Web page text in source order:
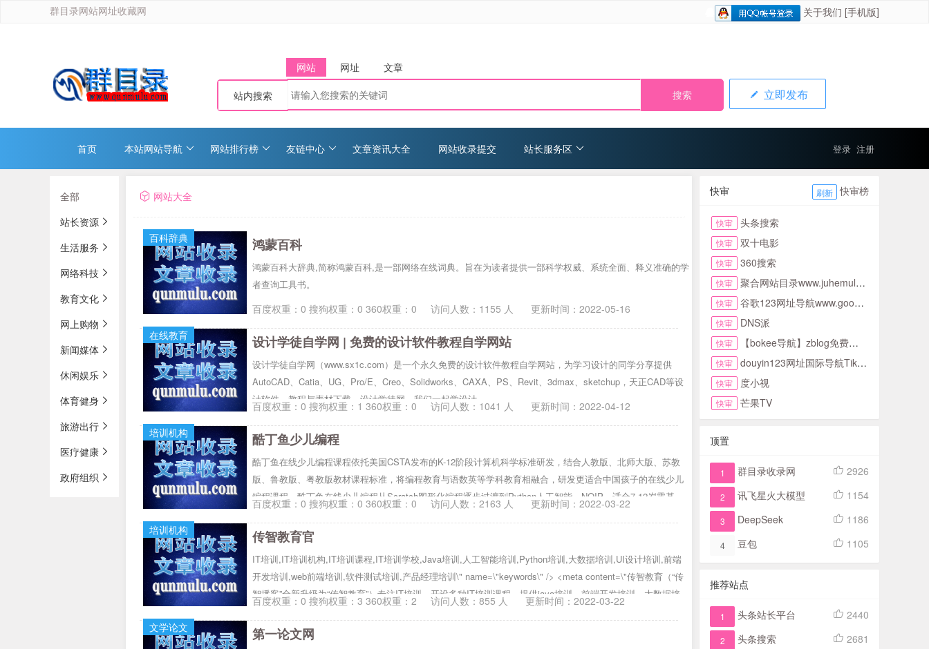
群目录网站网址收藏网 关于我们 [手机版]
网站 网址 文章
站内搜索 立即发布
首页 本站网站导航 网站排行榜 友链中心 文章资讯大全 网站收录提交 站长服务区 登录 注册
全部
站长资源
生活服务
网络科技
教育文化
网上购物
新闻媒体
休闲娱乐
体育健身
旅游出行
医疗健康
政府组织
网站大全
百科辞典 鸿蒙百科
鸿蒙百科大辞典,简称鸿蒙百科,是一部网络在线词典。旨在为读者提供一部科学权威、系统全面、释义准确的学
者查询工具书。
百度权重：0 搜狗权重：0 360权重：0 访问人数： 1155 人 更新时间： 2022-05-16
在线教育
设计学徒自学网 | 免费的设计软件教程自学网站
设计学徒自学网（www.sx1c.com）是一个永久免费的设计软件教程自学网站，为学习设计的同学分享提供
AutoCAD、Catia、UG、Pro/E、Creo、Solidworks、CAXA、PS、Revit、3dmax、sketchup，天正CAD等设
计软件、教程与素材下载，设计学徒网，我们一起学设计。
百度权重：0 搜狗权重：1 360权重：0 访问人数： 1041 人 更新时间： 2022-04-12
培训机构
酷丁鱼少儿编程
酷丁鱼在线少儿编程课程依托美国CSTA发布的K-12阶段计算机科学标准研发，结合人教版、北师大版、苏教
版、鲁教版、粤教版教材课程标准，将编程教育与语数英等学科教育相融合，研发更适合中国孩子的在线少儿
编程课程，酷丁鱼在线少儿编程从Scratch图形化编程逐步过渡到Python人工智能、NOIP，适合7-12岁零基础
在线学习，孩子学编程就来酷丁鱼在线少儿编程（www.kudingyu.com）！
百度权重：0 搜狗权重：0 360权重：0 访问人数： 2163 人 更新时间： 2022-03-22
培训机构
传智教育官
IT培训,IT培训机构,IT培训课程,IT培训学校,Java培训,人工智能培训,Python培训,大数据培训,UI设计培训,前端
开发培训,web前端培训,软件测试培训,产品经理培训\" name=\"keywords\" /> <meta content=\"传智教育（“传
智播客”全新升级为“传智教育”）专注IT培训，开设多种IT培训课程，提供java培训、前端开发培训、大数据培
训、人工智能培训、python培训、web前端培训、软件测试培训、ui设计培训、移动开发培训、新媒体运营培
训、产品经理培训等IT培训服务，是好口碑的IT培训机构。
百度权重：0 搜狗权重：3 360权重：2 访问人数： 855 人 更新时间： 2022-03-22
文学论文
第一论文网
快审 刷新 快审榜
快审 头条搜索
快审 双十电影
快审 360搜索
快审 聚合网站目录www.juhemulu.com.cn名站在线
快审 谷歌123网址导航www.google123.com.cn首页
快审 DNS派
快审 【bokee导航】zblog免费自动收录检查反链
快审 douyin123网址国际导航TikTok下拉首页
快审 度小视
快审 芒果TV
顶置
1 群目录收录网 2926
2 讯飞星火大模型 1154
3 DeepSeek 1186
4 豆包 1105
推荐站点
1 头条站长平台 2440
2 头条搜索 2681